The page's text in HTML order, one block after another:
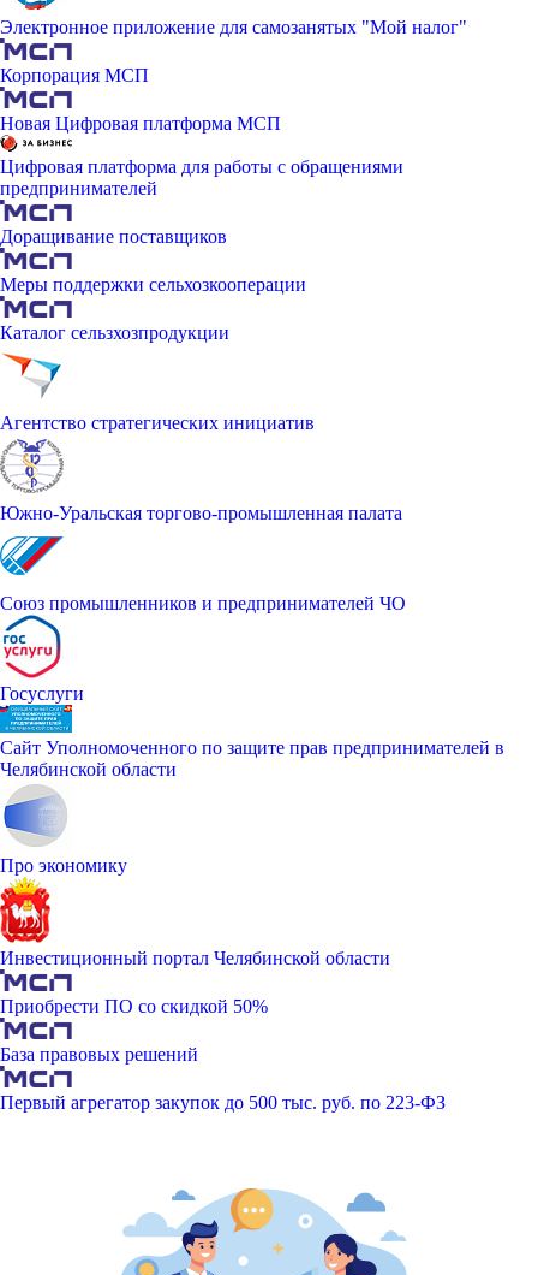
Электронное приложение для самозанятых "Мой налог"
Корпорация МСП
Новая Цифровая платформа МСП
Цифровая платформа для работы с обращениями
предпринимателей
Доращивание поставщиков
Меры поддержки сельхозкооперации
Каталог сельзхозпродукции
Агентство стратегических инициатив
Южно-Уральская торгово-промышленная палата
Союз промышленников и предпринимателей ЧО
Госуслуги
Сайт Уполномоченного по защите прав предпринимателей в
Челябинской области
Про экономику
Инвестиционный портал Челябинской области
Приобрести ПО со скидкой 50%
База правовых решений
Первый агрегатор закупок до 500 тыс. руб. по 223-ФЗ